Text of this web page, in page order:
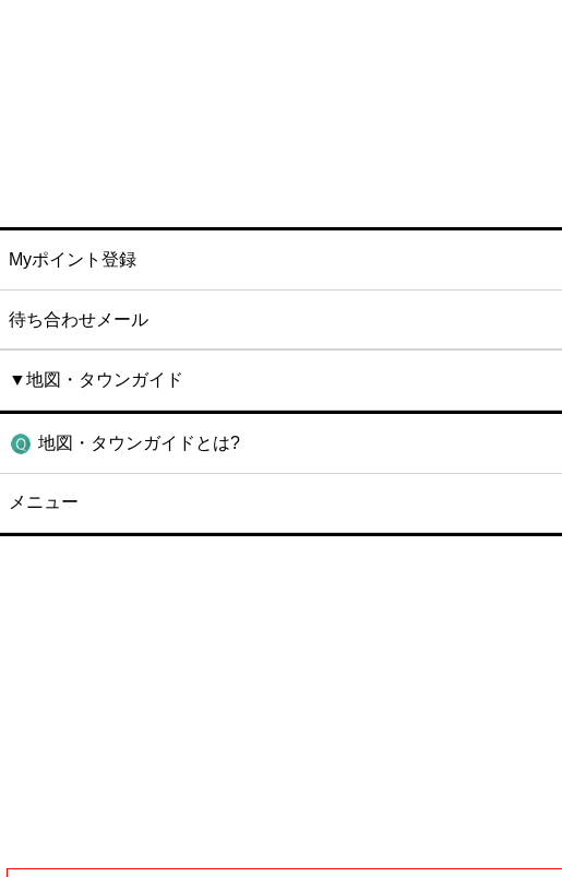
Myポイント登録
待ち合わせメール
▼地図・タウンガイド
地図・タウンガイドとは?
メニュー